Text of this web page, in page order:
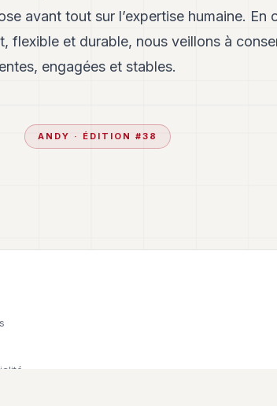
avant tout sur l’expertise humaine. En
flexible et durable, nous veillons à
engagées et stables.
ANDY · ÉDITION #38